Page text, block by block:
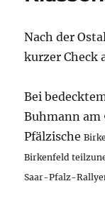
Nach der
kurzer Check
Bei
Buhmann
Pfälzische
Birkenfeld
Saar-Pfalz-